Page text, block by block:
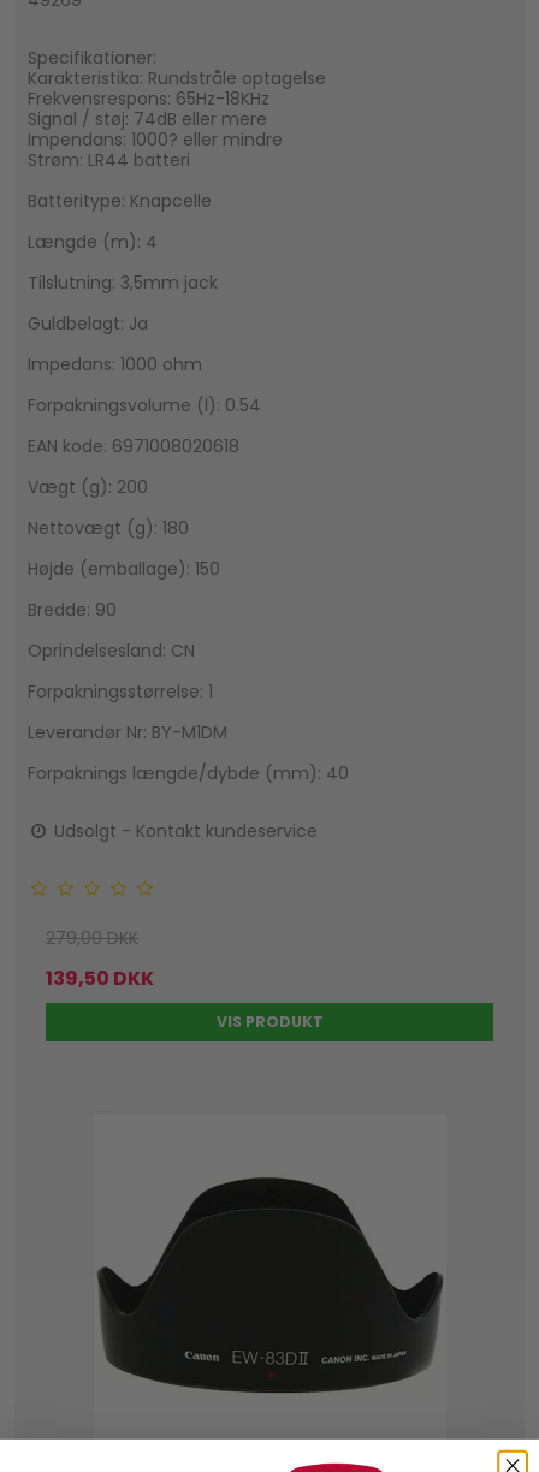
Specifikationer:
Karakteristika: Rundstråle optagelse
Frekvensrespons: 65Hz-18KHz
Signal / støj: 74dB eller mere
Impendans: 1000? eller mindre
Strøm: LR44 batteri
Batteritype: Knapcelle
Længde (m): 4
Tilslutning: 3,5mm jack
Guldbelagt: Ja
Impedans: 1000 ohm
Forpakningsvolume (l): 0.54
EAN kode: 6971008020618
Vægt (g): 200
Nettovægt (g): 180
Højde (emballage): 150
Bredde: 90
Oprindelsesland: CN
Forpakningsstørrelse: 1
Leverandør Nr: BY-M1DM
Forpaknings længde/dybde (mm): 40
Udsolgt - Kontakt kundeservice
279,00 DKK
139,50 DKK
VIS PRODUKT